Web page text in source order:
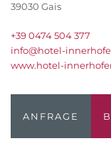
39030 Gais
+39 0474 504 377
info@hotel-
www.hotel-
ANFRAGE